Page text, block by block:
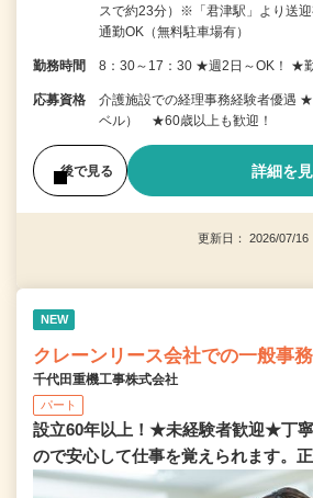
スで約23分）※「君津駅」より送
通勤OK（無料駐車場有）
勤務時間 8：30～17：30 ★週2日～OK！ ★
応募資格
介護施設での経理事務経験者優遇
ベル） ★60歳以上も歓迎！
後で見る 詳細を
更新日： 2026/07/
NEW
クレーンリース会社での一般事務
千代田重機工事株式会社
パート
設立60年以上！★未経験者歓迎★丁
ので安心して仕事を覚えられます。